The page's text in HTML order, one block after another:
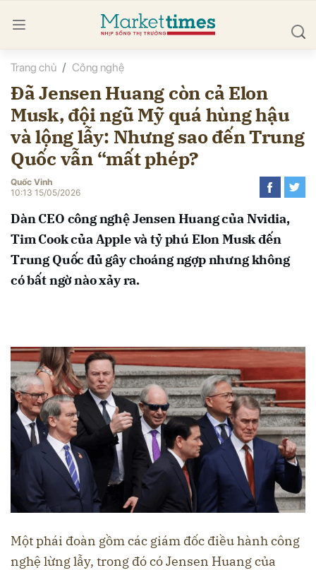
Trang chủ Công nghệ
Đã Jensen Huang còn cả Elon
Musk, đội ngũ Mỹ quá hùng hậu
và lộng lẫy: Nhưng sao đến Trung
Quốc vẫn “mất phép?
Quốc Vinh
10:13 15/05/2026
Dàn CEO công nghệ Jensen Huang của Nvidia,
Tim Cook của Apple và tỷ phú Elon Musk đến
Trung Quốc đủ gây choáng ngợp nhưng không
có bất ngờ nào xảy ra.
Một phái đoàn gồm các giám đốc điều hành công
nghệ lừng lẫy, trong đó có Jensen Huang của
luận